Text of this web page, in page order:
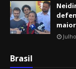
Brasil